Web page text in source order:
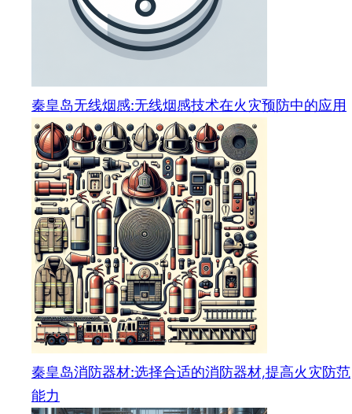
秦皇岛无线烟感:无线烟感技术在火灾预防中的应用
秦皇岛消防器材:选择合适的消防器材,提高火灾防范
能力